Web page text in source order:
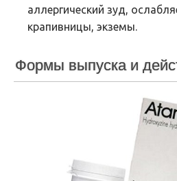
аллергический зуд,
крапивницы, экземы.
Формы выпуска и